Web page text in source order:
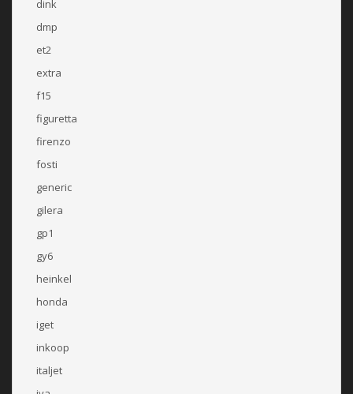
dink
dmp
et2
extra
f15
figuretta
firenzo
fosti
generic
gilera
gp1
gy6
heinkel
honda
iget
inkoop
italjet